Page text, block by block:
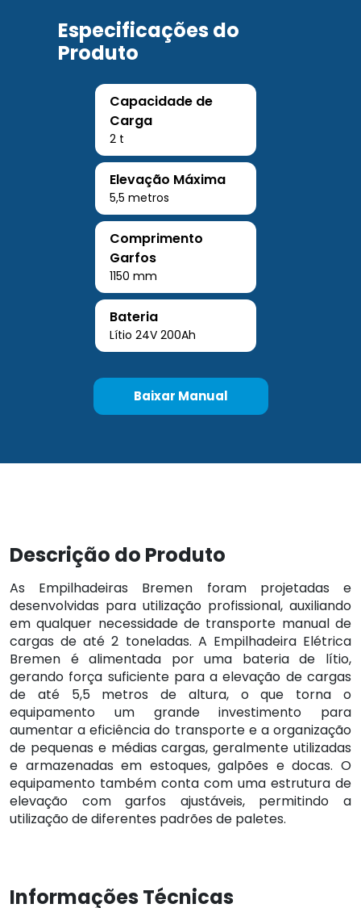
Especificações do
Produto
Capacidade de
Carga
2 t
Elevação Máxima
5,5 metros
Comprimento
Garfos
1150 mm
Bateria
Lítio 24V 200Ah
Baixar Manual
Descrição do Produto
As Empilhadeiras Bremen foram projetadas e
desenvolvidas para utilização profissional, auxiliando
em qualquer necessidade de transporte manual de
cargas de até 2 toneladas. A Empilhadeira Elétrica
Bremen é alimentada por uma bateria de lítio,
gerando força suficiente para a elevação de cargas
de até 5,5 metros de altura, o que torna o
equipamento um grande investimento para
aumentar a eficiência do transporte e a organização
de pequenas e médias cargas, geralmente utilizadas
e armazenadas em estoques, galpões e docas. O
equipamento também conta com uma estrutura de
elevação com garfos ajustáveis, permitindo a
utilização de diferentes padrões de paletes.
Informações Técnicas